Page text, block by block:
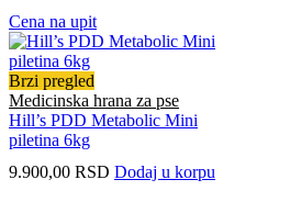
Cena na upit
Brzi pregled
Medicinska hrana za pse
Hill’s PDD Metabolic Mini
piletina 6kg
9.900,00 RSD Dodaj u korpu